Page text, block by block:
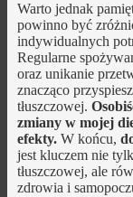
Warto jednak
powinno być
indywidualnych
Regularne
oraz unikanie
znacząco
tłuszczowej.
zmiany w mojej
efekty.W końcu,
jest kluczem nie
tłuszczowej, ale
zdrowia i